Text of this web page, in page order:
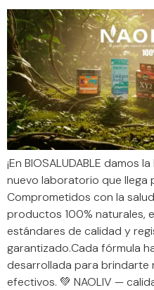
¡En BIOSALUDABLE damos
nuevo laboratorio que llega
Comprometidos con la
productos 100% naturales,
estándares de calidad y
garantizado.Cada fórmula
desarrollada para brindarte
efectivos. 💚 NAOLIV —